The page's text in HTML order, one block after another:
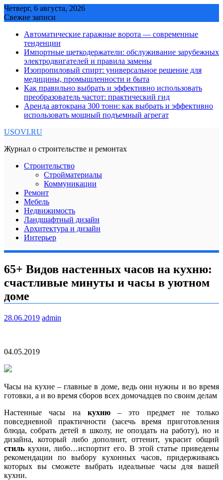
Skip
to
Четверг, 6 августа, 2026
Свежие записи
Автоматические гаражные ворота — современные
тенденции
Импортные щеткодержатели: обслуживание зарубежных
электродвигателей и правила замены
Изопропиловый спирт: универсальное решение для
медицины, промышленности и быта
Как правильно выбрать и эффективно использовать
преобразователь частот: практический гид
Аренда автокрана 300 тонн: как выбрать и эффективно
использовать мощный подъемный агрегат
USOVI.RU
Журнал о строительстве и ремонтах
Строительство
Стройматериалы
Коммуникации
Ремонт
Мебель
Недвижимость
Ландшафтный дизайн
Архитектура и дизайн
Интерьер
65+ Видов настенных часов на кухню:
счастливые минуты и часы в уютном
доме
28.06.2019 admin
04.05.2019
Часы на кухне – главные в доме, ведь они нужны и во время
готовки, а и во время сборов всех домочадцев по своим делам
Настенные часы на кухню– это предмет не только
повседневной практичности (засечь время приготовления
блюда, собрать детей в школу, не опоздать на работу), но и
дизайна, который либо дополнит, оттенит, украсит общий
стиль кухни, либо…испортит его. В этой статье приведены
рекомендации по выбору кухонных часов, придерживаясь
которых вы сможете выбрать идеальные часы для вашей
кухни.